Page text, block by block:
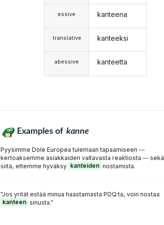
essive
translative
abessive
kanteena
kanteeksi
kanteetta
Examples of kanne
Pyysimme Dole Europea tulemaan tapaamiseen ―
kertoaksemme asiakkaiden valtavasta reaktiosta ― sekä
siitä, ettemme hyväksy kanteiden nostamista.
"Jos yrität estää minua haastamasta PDQ:ta, voin nostaa
kanteen sinusta."